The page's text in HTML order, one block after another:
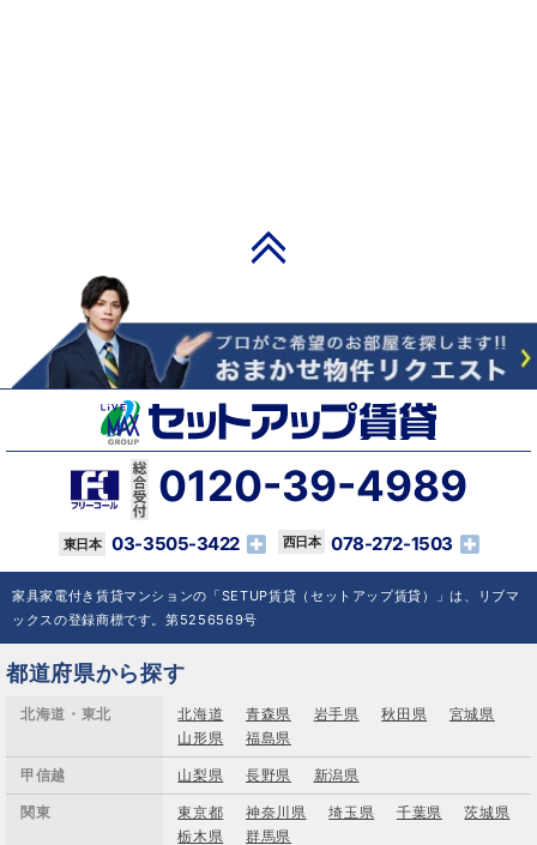
0120-39-4989
03-3505-3422 078-272-1503
家具家電付き賃貸マンションの「SETUP賃貸（セットアップ賃貸）」は、リブマ
ックスの登録商標です。第5256569号
都道府県から探す
北海道・東北 北海道 青森県 岩手県 秋田県
宮城県
山形県
福島県
甲信越 山梨県 長野県 新潟県
関東 東京都 神奈川県 埼玉県 千葉県
茨城県
栃木県
群馬県